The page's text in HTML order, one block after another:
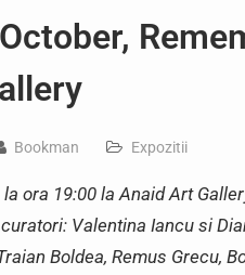
Bookman Expozitii
ora 19:00 la Anaid Art
Valentina Iancu si
Boldea, Remus Grecu,